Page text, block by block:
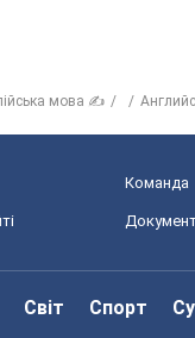
мова ✍
Команда
Світ Спорт